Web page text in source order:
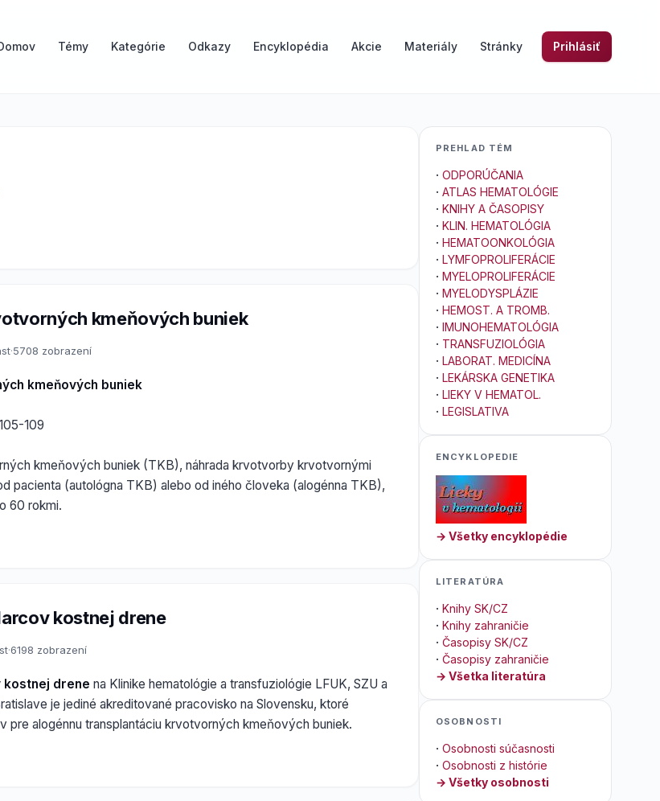
Témy Kategórie Odkazy Encyklopédia Akcie Materiály Stránky Prihlásiť
kmeňových buniek
·5708 zobrazení
kmeňových buniek
109
kmeňových buniek (TKB), náhrada krvotvorby krvotvornými
pacienta (autológna TKB) alebo od iného človeka (alogénna TKB),
60 rokmi.
kostnej drene
·6198 zobrazení
drene na Klinike hematológie a transfuziológie LFUK, SZU a
je jediné akreditované pracovisko na Slovensku, ktoré
pre alogénnu transplantáciu krvotvorných kmeňových buniek.
PREHLAD TÉM
· ODPORÚČANIA
· ATLAS HEMATOLÓGIE
· KNIHY A ČASOPISY
· KLIN. HEMATOLÓGIA
· HEMATOONKOLÓGIA
· LYMFOPROLIFERÁCIE
· MYELOPROLIFERÁCIE
· MYELODYSPLÁZIE
· HEMOST. A TROMB.
· IMUNOHEMATOLÓGIA
· TRANSFUZIOLÓGIA
· LABORAT. MEDICÍNA
· LEKÁRSKA GENETIKA
· LIEKY V HEMATOL.
· LEGISLATIVA
ENCYKLOPEDIE
→ Všetky encyklopédie
LITERATÚRA
· Knihy SK/CZ
· Knihy zahraničie
· Časopisy SK/CZ
· Časopisy zahraničie
→ Všetka literatúra
OSOBNOSTI
· Osobnosti súčasnosti
· Osobnosti z histórie
→ Všetky osobnosti